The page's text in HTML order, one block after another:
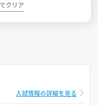
クリア
入試情報の詳細を見る